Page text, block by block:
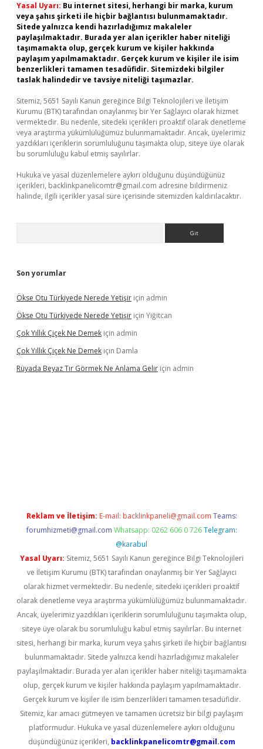
Yasal Uyarı: Bu internet sitesi, herhangi bir marka, kurum
veya şahıs şirketi ile hiçbir bağlantısı bulunmamaktadır.
Sitede yalnızca kendi hazırladığımız makaleler
paylaşılmaktadır. Burada yer alan içerikler haber niteliği
taşımamakta olup, gerçek kurum ve kişiler hakkında
paylaşım yapılmamaktadır. Gerçek kurum ve kişiler ile isim
benzerlikleri tamamen tesadüfidir. Sitemizdeki bilgiler
taslak halindedir ve tavsiye niteliği taşımazlar.
Sitemiz, 5651 Sayılı Kanun gereğince Bilgi Teknolojileri ve İletişim
Kurumu (BTK) tarafından onaylanmış bir Yer Sağlayıcı olarak hizmet
vermektedir. Bu nedenle, sitedeki içerikleri proaktif olarak denetleme
veya araştırma yükümlülüğümüz bulunmamaktadır. Ancak, üyelerimiz
yazdıkları içeriklerin sorumluluğunu taşımakta olup, siteye üye olarak
bu sorumluluğu kabul etmiş sayılırlar.
Hukuka ve yasal düzenlemelere aykırı olduğunu düşündüğünüz
içerikleri, backlinkpanelicomtr@gmail.com adresine bildirmeniz
halinde, ilgili içerikler yasal süre içerisinde sitemizden kaldırılacaktır.
Son yorumlar
Ökse Otu Türkiyede Nerede Yetişir için admin
Ökse Otu Türkiyede Nerede Yetişir için Yiğitcan
Çok Yıllık Çiçek Ne Demek için admin
Çok Yıllık Çiçek Ne Demek için Damla
Rüyada Beyaz Tır Görmek Ne Anlama Gelir için admin
Reklam ve İletişim: E-mail: backlinkpaneli@gmail.com Teams:
forumhizmeti@gmail.com Whatsapp: 0262 606 0 726 Telegram:
@karabul
Yasal Uyarı: Sitemiz, 5651 Sayılı Kanun gereğince Bilgi Teknolojileri
ve İletişim Kurumu (BTK) tarafından onaylanmış bir Yer Sağlayıcı
olarak hizmet vermektedir. Bu nedenle, sitedeki içerikleri proaktif
olarak denetleme veya araştırma yükümlülüğümüz bulunmamaktadır.
Ancak, üyelerimiz yazdıkları içeriklerin sorumluluğunu taşımakta olup,
siteye üye olarak bu sorumluluğu kabul etmiş sayılırlar. Bu internet
sitesi, herhangi bir marka, kurum veya şahıs şirketi ile hiçbir bağlantısı
bulunmamaktadır. Sitede yalnızca kendi hazırladığımız makaleler
paylaşılmaktadır. Burada yer alan içerikler haber niteliği taşımamakta
olup, gerçek kurum ve kişiler hakkında paylaşım yapılmamaktadır.
Gerçek kurum ve kişiler ile isim benzerlikleri tamamen tesadüfidir.
Sitemiz, kar amacı gütmeyen ve tamamen ücretsiz bir bilgi paylaşım
platformudur. Hukuka ve yasal düzenlemelere aykırı olduğunu
düşündüğünüz içerikleri, backlinkpanelicomtr@gmail.com